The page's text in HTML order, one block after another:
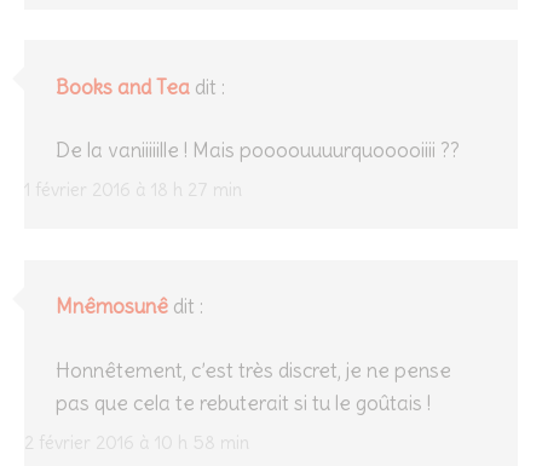
Books and Tea dit :
1 février 2016 à 18 h 27 min
De la vaniiiiille ! Mais poooouuuurquooooiiii ??
Mnêmosunê dit :
2 février 2016 à 10 h 58 min
Honnêtement, c’est très discret, je ne pense
pas que cela te rebuterait si tu le goûtais !